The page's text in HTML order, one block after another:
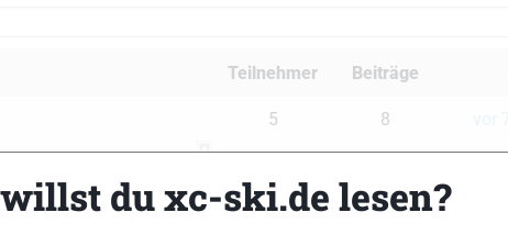
Teilnehmer Beiträge
5 8
du xc-ski.de lesen?